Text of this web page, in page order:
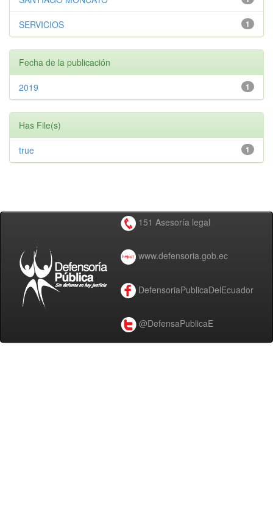
1
SERVICIOS
Fecha de la publicación
1
2019
Has File(s)
1
true
151 Asesoría legal
www.defensoria.gob.ec
DefensoriaPublicaDelEcuador
@DefensaPublicaE